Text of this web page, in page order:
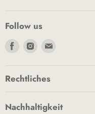
Follow us
Finde
Facebook
Finde
Instagram
Rechtliches
Nachhaltigkeit